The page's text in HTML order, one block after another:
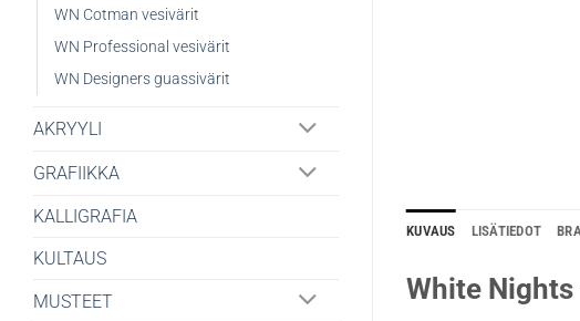
WN Cotman vesivärit
WN Professional vesivärit
WN Designers guassivärit
AKRYYLI
GRAFIIKKA
KALLIGRAFIA
KULTAUS
MUSTEET
KUVAUS LISÄTIEDOT
White